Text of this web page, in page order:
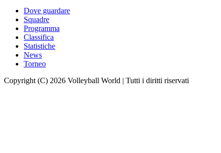
Dove guardare
Squadre
Programma
Classifica
Statistiche
News
Torneo
Copyright (C) 2026 Volleyball World | Tutti i diritti riservati